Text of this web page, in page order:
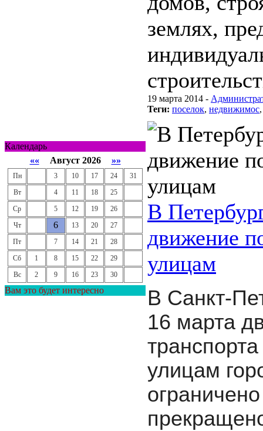
Календарь
««
Август 2026 »»
Пн 3 10 17 24
31
Вт
4 11 18
25
Ср
5 12 19
26
Чт
6 13 20
27
Пт
7 14 21
28
Сб
1 8 15 22
29
Вс
2 9 16 23 30
Вам это будет интересно
землях,
19 марта 2014 -
Теги: поселок, недвижимос
В
движение
улицам
В Санкт-
16 марта
улицам